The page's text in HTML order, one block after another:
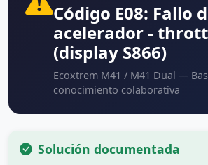
Código E08: Fallo
acelerador -
(display S866)
Ecoxtrem M41 / M41 Dual —
conocimiento colaborativa
Solución documentada